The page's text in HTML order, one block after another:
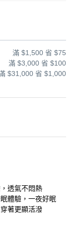
滿 $1,500 省 $75
滿 $3,000 省 $100
$31,000 省 $1,000
透氣不悶熱
體驗，一夜好眠
著更顯活潑